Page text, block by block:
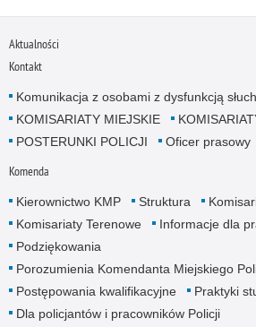
Aktualności
Kontakt
Komunikacja z osobami z dysfunkcją
KOMISARIATY MIEJSKIE
POSTERUNKI POLICJI
Oficer prasowy
Komenda
Kierownictwo KMP Struktura
Komisariaty Terenowe
Informacje dla
Podziękowania
Porozumienia Komendanta Miejskiego
Postępowania kwalifikacyjne
Praktyki
Dla policjantów i pracowników Policji